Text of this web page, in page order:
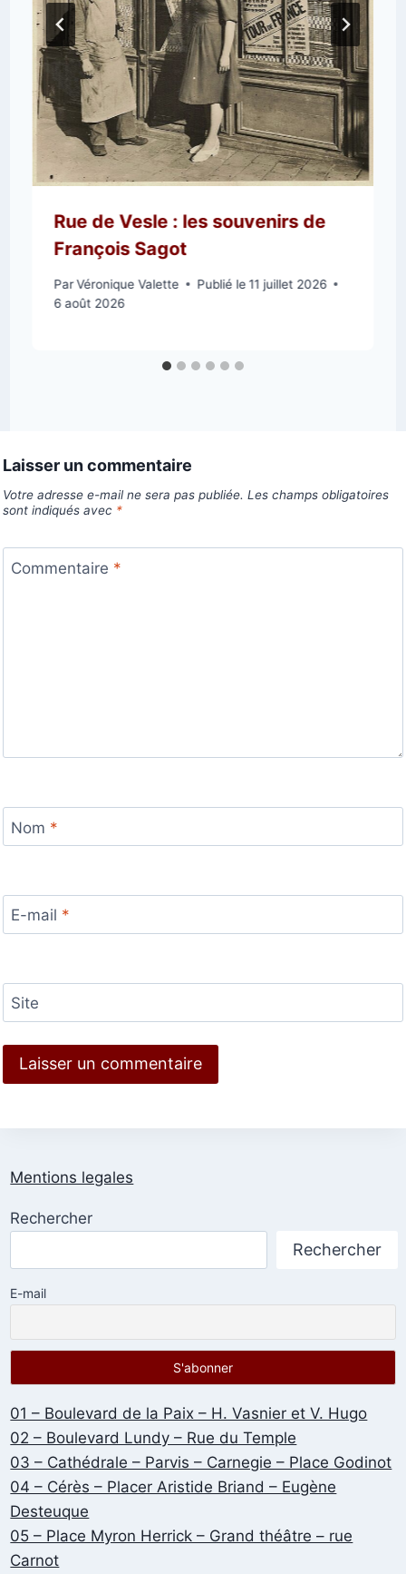
Rue de Vesle : les souvenirs de
François Sagot
ParVéronique Valette Publié le 11 juillet 2026
6 août 2026
Laisser un commentaire
Votre adresse e-mail ne sera pas publiée. Les champs obligatoires
sont indiqués avec *
Commentaire *
Nom *
E-mail *
Site
Mentions legales
Rechercher
Rechercher
E-mail
01 – Boulevard de la Paix – H. Vasnier et V. Hugo
02 – Boulevard Lundy – Rue du Temple
03 – Cathédrale – Parvis – Carnegie – Place Godinot
04 – Cérès – Placer Aristide Briand – Eugène
Desteuque
05 – Place Myron Herrick – Grand théâtre – rue
Carnot